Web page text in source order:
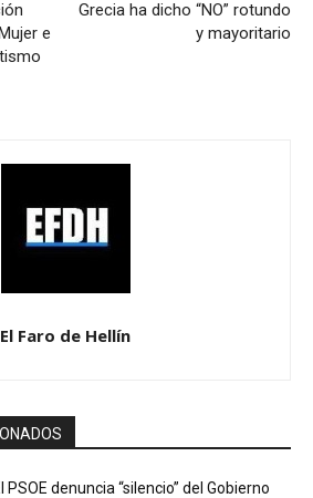
e
Grecia ha dicho “NO” rotundo
y mayoritario
El Faro de Hellín
PSOE denuncia “silencio” del Gobierno